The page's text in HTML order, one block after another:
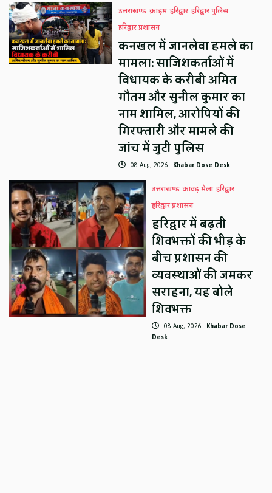
उत्तराखण्ड क्राइम हरिद्वार हरिद्वार पुलिस
हरिद्वार प्रशासन
कनखल में जानलेवा हमले का
मामला: साजिशकर्ताओं में
विधायक के करीबी अमित
गौतम और सुनील कुमार का
नाम शामिल, आरोपियों की
गिरफ्तारी और मामले की
जांच में जुटी पुलिस
08 Aug, 2026 Khabar Dose Desk
उत्तराखण्ड कावड़ मेला हरिद्वार
हरिद्वार प्रशासन
हरिद्वार में बढ़ती
शिवभक्तों की भीड़ के
बीच प्रशासन की
व्यवस्थाओं की जमकर
सराहना, यह बोले
शिवभक्त
08 Aug, 2026 Khabar Dose
Desk